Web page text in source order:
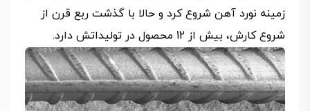
زمینه نورد آهن شروع کرد و حالا با گذشت ربع قرن از
شروع کارش، بیش از 12 محصول در تولیداتش دارد.